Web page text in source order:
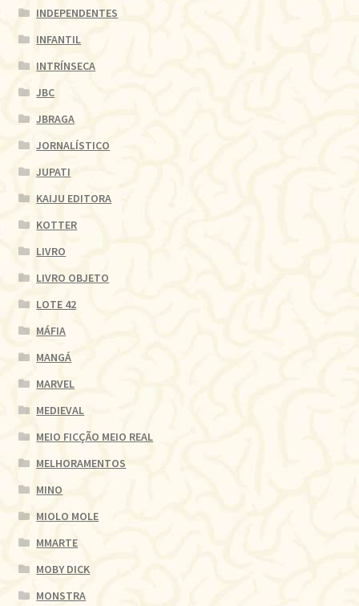
INDEPENDENTES
INFANTIL
INTRÍNSECA
JBC
JBRAGA
JORNALÍSTICO
JUPATI
KAIJU EDITORA
KOTTER
LIVRO
LIVRO OBJETO
LOTE 42
MÁFIA
MANGÁ
MARVEL
MEDIEVAL
MEIO FICÇÃO MEIO REAL
MELHORAMENTOS
MINO
MIOLO MOLE
MMARTE
MOBY DICK
MONSTRA